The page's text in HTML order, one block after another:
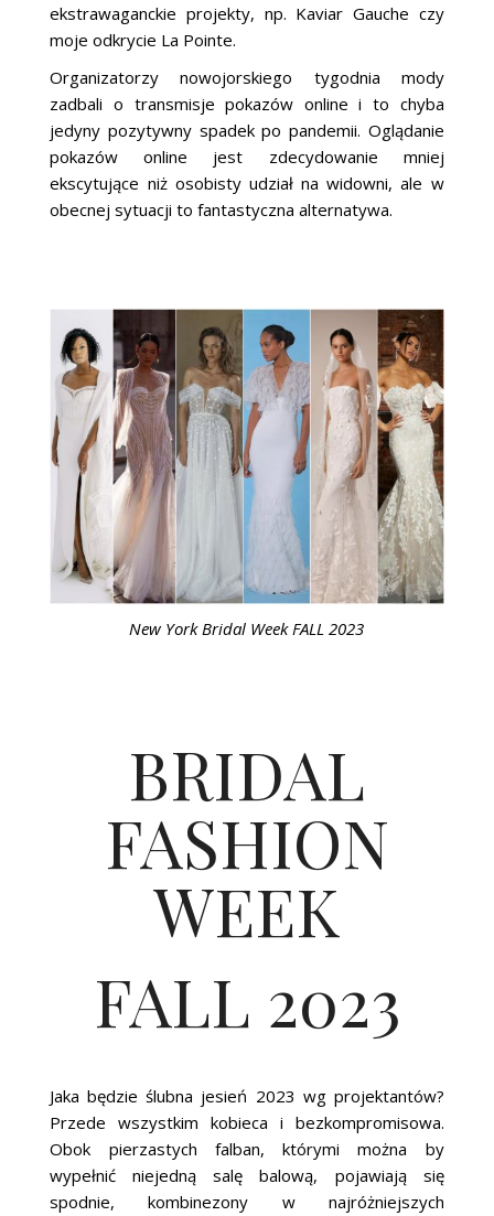
ekstrawaganckie projekty, np. Kaviar Gauche czy
moje odkrycie La Pointe.
Organizatorzy nowojorskiego tygodnia mody
zadbali o transmisje pokazów online i to chyba
jedyny pozytywny spadek po pandemii. Oglądanie
pokazów online jest zdecydowanie mniej
ekscytujące niż osobisty udział na widowni, ale w
obecnej sytuacji to fantastyczna alternatywa.
New York Bridal Week FALL 2023
BRIDAL
FASHION
WEEK
FALL 2023
Jaka będzie ślubna jesień 2023 wg projektantów?
Przede wszystkim kobieca i bezkompromisowa.
Obok pierzastych falban, którymi można by
wypełnić niejedną salę balową, pojawiają się
spodnie, kombinezony w najróżniejszych